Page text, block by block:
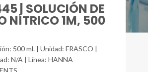
| SOLUCIÓN DE
NÍTRICO 1M, 500
500 ml. | Unidad: FRASCO |
N/A | Línea: HANNA